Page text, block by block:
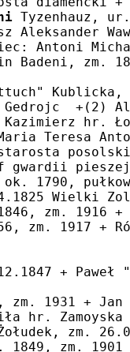
Tyzenhauz, ur.
Aleksander
Michał
zm.
+(2)
hr.
Antonina
posolski i
gwardii
1790,
Wielki
Ignacy
Florian
Zamoyska
zm.
Karol